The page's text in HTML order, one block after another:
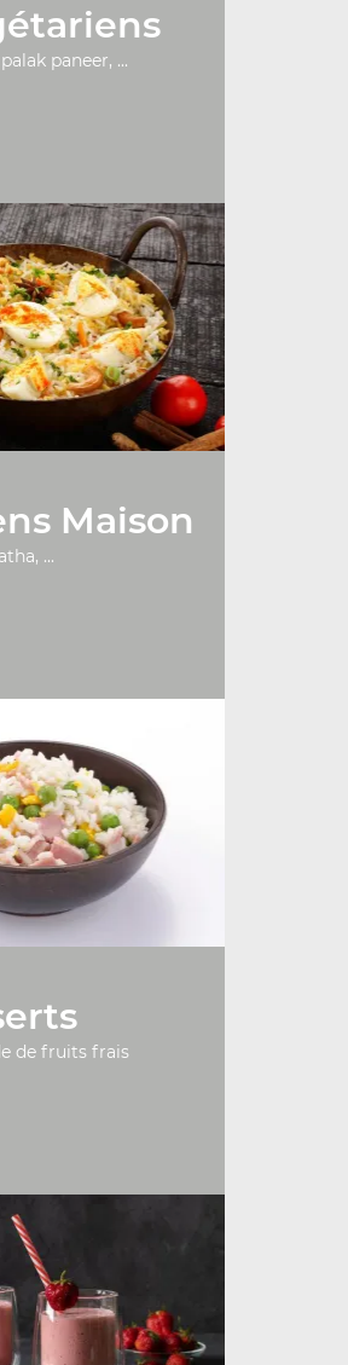
paneer, ...
Maison
...
de fruits frais